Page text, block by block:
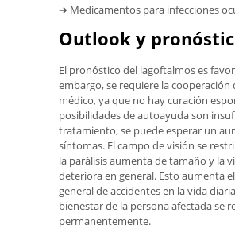
➔ Medicamentos para infecciones
Outlook y
El pronóstico del lagoftalmos es
embargo, se requiere la cooperación
médico, ya que no hay curación
posibilidades de autoayuda son
tratamiento, se puede esperar un
síntomas. El campo de visión se
la parálisis aumenta de tamaño y la
deteriora en general. Esto aumenta
general de accidentes en la vida
bienestar de la persona afectada se
permanentemente.